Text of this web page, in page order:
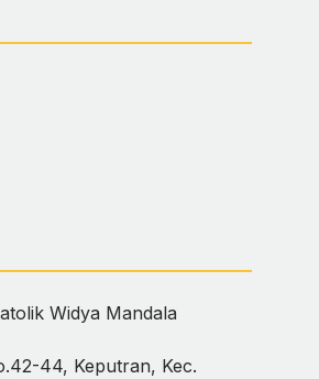
Widya Mandala
44, Keputran, Kec.